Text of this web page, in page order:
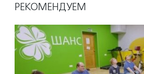
РЕКОМЕНДУЕМ